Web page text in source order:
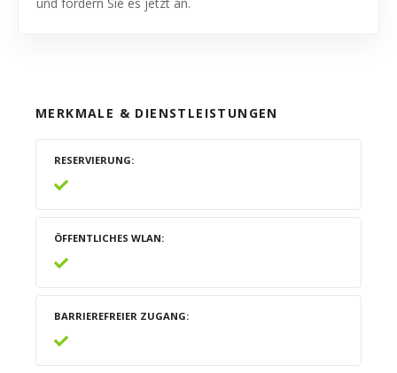
und fordern Sie es jetzt an.
MERKMALE & DIENSTLEISTUNGEN
RESERVIERUNG
ÖFFENTLICHES WLAN
BARRIEREFREIER ZUGANG